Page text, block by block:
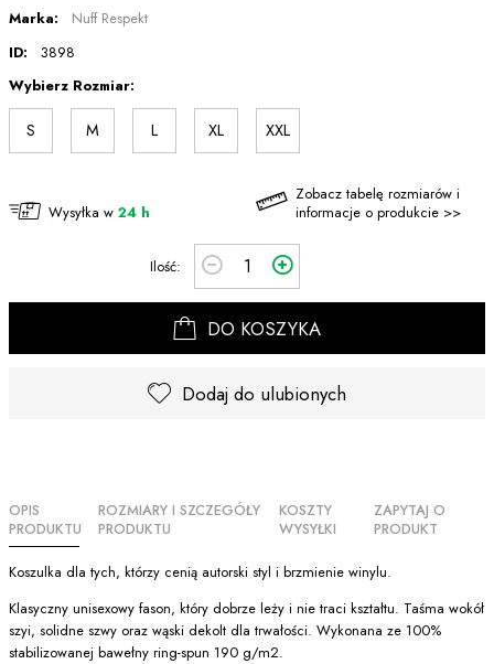
Marka:
Nuff Respekt
ID:
3898
Wybierz Rozmiar:
S M L XL XXL
Wysyłka w 24 h
Zobacz tabelę rozmiarów i
informacje o produkcie >>
Ilość:
DO KOSZYKA
Dodaj do ulubionych
OPIS
PRODUKTU
ROZMIARY I SZCZEGÓŁY
PRODUKTU
KOSZTY
WYSYŁKI
ZAPYTAJ O
PRODUKT
Koszulka dla tych, którzy cenią autorski styl i brzmienie winylu.
Klasyczny unisexowy fason, który dobrze leży i nie traci kształtu. Taśma wokół
szyi, solidne szwy oraz wąski dekolt dla trwałości. Wykonana ze 100%
stabilizowanej bawełny ring-spun 190 g/m2.